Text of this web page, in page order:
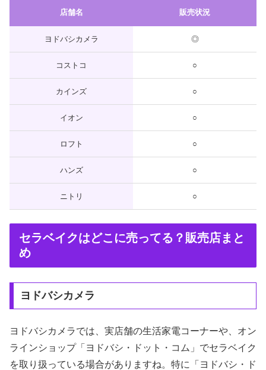
店舗名 販売状況
ヨドバシカメラ ◎
コストコ ○
カインズ ○
イオン ○
ロフト ○
ハンズ ○
ニトリ ○
セラベイクはどこに売ってる？販売店まと
め
ヨドバシカメラ
ヨドバシカメラでは、実店舗の生活家電コーナーや、オン
ラインショップ「ヨドバシ・ドット・コム」でセラベイク
を取り扱っている場合がありますね。特に「ヨドバシ・ド